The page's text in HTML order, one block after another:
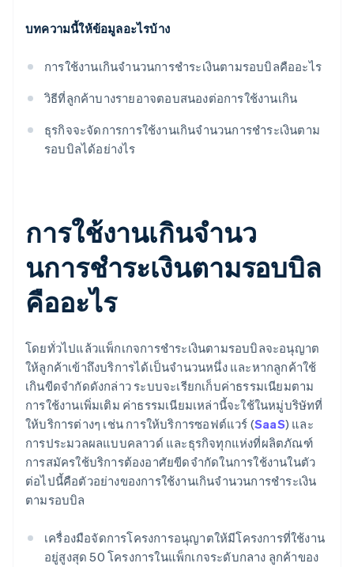
บทความนี้ให้ข้อมูลอะไรบ้าง
การใช้งานเกินจํานวนการชําระเงินตามรอบบิลคืออะไร
วิธีที่ลูกค้าบางรายอาจตอบสนองต่อการใช้งานเกิน
ธุรกิจจะจัดการการใช้งานเกินจํานวนการชําระเงินตาม
รอบบิลได้อย่างไร
การใช้งานเกินจํานว
นการชําระเงินตามรอบบิล
คืออะไร
โดยทั่วไปแล้วแพ็กเกจการชําระเงินตามรอบบิลจะอนุญาต
ให้ลูกค้าเข้าถึงบริการได้เป็นจํานวนหนึ่ง และหากลูกค้าใช้
เกินขีดจํากัดดังกล่าว ระบบจะเรียกเก็บค่าธรรมเนียมตาม
การใช้งานเพิ่มเติม ค่าธรรมเนียมเหล่านี้จะใช้ในหมู่บริษัทที่
ให้บริการต่างๆ เช่น การให้บริการซอฟต์แวร์ (SaaS) และ
การประมวลผลแบบคลาวด์ และธุรกิจทุกแห่งที่ผลิตภัณฑ์
การสมัครใช้บริการต้องอาศัยขีดจํากัดในการใช้งานในตัว
ต่อไปนี้คือตัวอย่างของการใช้งานเกินจํานวนการชําระเงิน
ตามรอบบิล
เครื่องมือจัดการโครงการอนุญาตให้มีโครงการที่ใช้งาน
อยู่สูงสุด 50 โครงการในแพ็กเกจระดับกลาง ลูกค้าของ